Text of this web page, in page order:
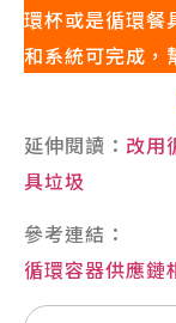
環杯或是循環餐
和系統可完成，
延伸閱讀： 改用
具垃圾
參考連結：
循環容器供應鏈